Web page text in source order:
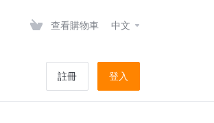
查看購物車 中文
註冊 登入